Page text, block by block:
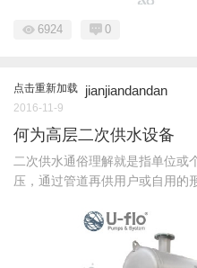
6924 0
点击重新加载 jianjiandandan
2016-11-9
何为高层二次供水设备
二次供水通俗理解就是指单位或
压，通过管道再供用户或自用的